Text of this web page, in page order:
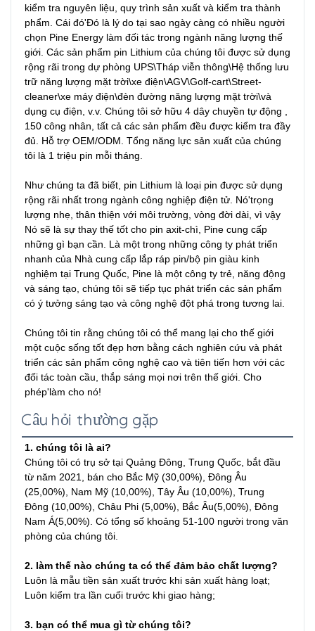
kiểm tra nguyên liệu, quy trình sản xuất và kiểm tra thành
phẩm. Cái đó'Đó là lý do tại sao ngày càng có nhiều người
chọn Pine Energy làm đối tác trong ngành năng lượng thế
giới. Các sản phẩm pin Lithium của chúng tôi được sử dụng
rộng rãi trong dự phòng UPS\Tháp viễn thông\Hệ thống lưu
trữ năng lượng mặt trời\xe điện\AGV\Golf-cart\Street-
cleaner\xe máy điện\đèn đường năng lượng mặt trời\và
dụng cụ điện, v.v. Chúng tôi sở hữu 4 dây chuyền tự động ,
150 công nhân, tất cả các sản phẩm đều được kiểm tra đầy
đủ. Hỗ trợ OEM/ODM. Tổng năng lực sản xuất của chúng
tôi là 1 triệu pin mỗi tháng.
Như chúng ta đã biết, pin Lithium là loại pin được sử dụng
rộng rãi nhất trong ngành công nghiệp điện tử. Nó'trọng
lượng nhẹ, thân thiện với môi trường, vòng đời dài, vì vậy
Nó sẽ là sự thay thế tốt cho pin axit-chì, Pine cung cấp
những gì bạn cần. Là một trong những công ty phát triển
nhanh của Nhà cung cấp lắp ráp pin/bộ pin giàu kinh
nghiệm tại Trung Quốc, Pine là một công ty trẻ, năng động
và sáng tạo, chúng tôi sẽ tiếp tục phát triển các sản phẩm
có ý tưởng sáng tạo và công nghệ đột phá trong tương lai.
Chúng tôi tin rằng chúng tôi có thể mang lại cho thế giới
một cuộc sống tốt đẹp hơn bằng cách nghiên cứu và phát
triển các sản phẩm công nghệ cao và tiên tiến hơn với các
đối tác toàn cầu, thắp sáng mọi nơi trên thế giới. Cho
phép'làm cho nó!
Câu hỏi thường gặp
1. chúng tôi là ai?
Chúng tôi có trụ sở tại Quảng Đông, Trung Quốc, bắt đầu
từ năm 2021, bán cho Bắc Mỹ (30,00%), Đông Âu
(25,00%), Nam Mỹ (10,00%), Tây Âu (10,00%), Trung
Đông (10,00%), Châu Phi (5,00%), Bắc Âu(5,00%), Đông
Nam Á(5,00%). Có tổng số khoảng 51-100 người trong văn
phòng của chúng tôi.
2. làm thế nào chúng ta có thể đảm bảo chất lượng?
Luôn là mẫu tiền sản xuất trước khi sản xuất hàng loạt;
Luôn kiểm tra lần cuối trước khi giao hàng;
3. bạn có thể mua gì từ chúng tôi?